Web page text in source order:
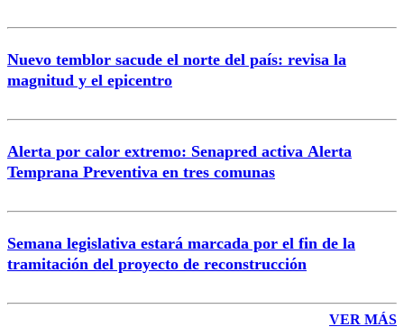
Nuevo temblor sacude el norte del país: revisa la
magnitud y el epicentro
Alerta por calor extremo: Senapred activa Alerta
Temprana Preventiva en tres comunas
Semana legislativa estará marcada por el fin de la
tramitación del proyecto de reconstrucción
VER MÁS